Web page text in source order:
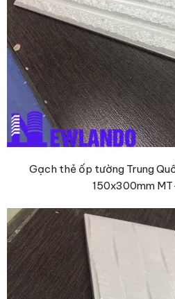
Gạch thẻ ốp tường Trung
150x300mm